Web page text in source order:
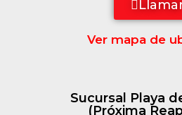
Ver mapa de
Sucursal Playa
(Próxima